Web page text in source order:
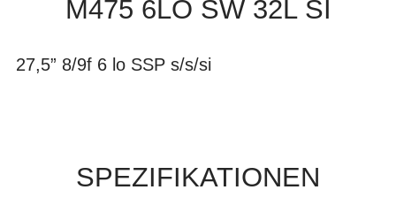
M475 6LO SW 32L SI
27,5” 8/9f 6 lo SSP s/s/si
SPEZIFIKATIONEN